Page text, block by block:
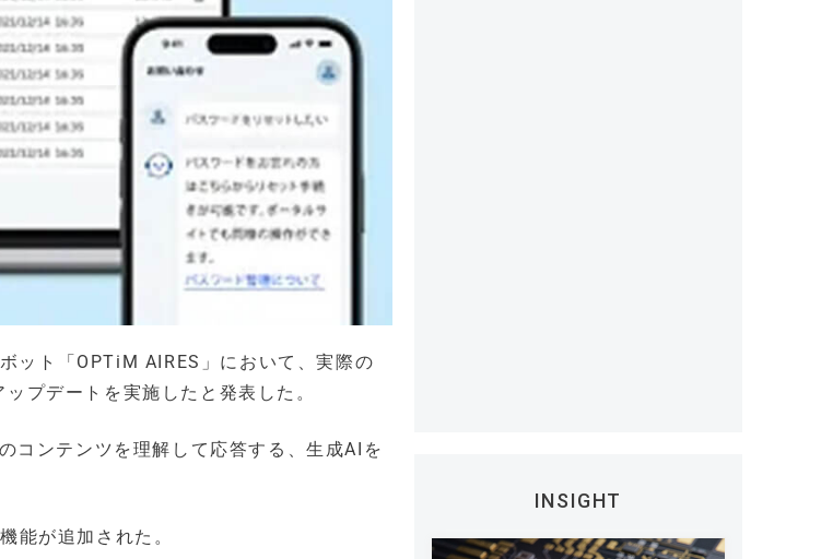
ット「OPTiM AIRES」において、実際の
プデートを実施したと発表した。
コンテンツを理解して応答する、生成AIを
能が追加された。
INSIGHT